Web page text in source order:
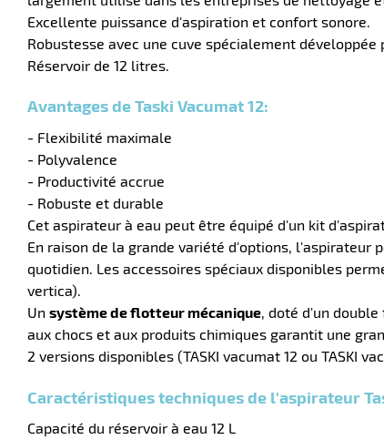
Excellente puissance d'aspiration et confort sonore.
Robustesse avec une cuve spécialement
Réservoir de 12 litres.
Avantages de Taski Vacumat 12:
- Flexibilité maximale
- Polyvalence
- Productivité accrue
- Robuste et durable
Cet aspirateur à eau peut être équipé d'un kit
En raison de la grande variété d'options, l'aspirateur
quotidien. Les accessoires spéciaux disponibles
vertica).
Un système de flotteur mécanique, doté d'un
aux chocs et aux produits chimiques garantit une
2 versions disponibles (TASKI vacumat 12 ou TASKI
Caractéristiques techniques de l'aspirateur
Capacité du réservoir à eau 12 L